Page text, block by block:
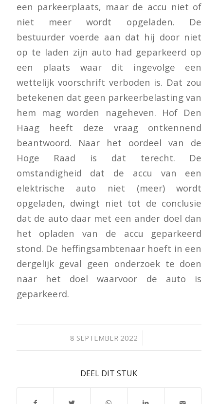
een parkeerplaats, maar de accu niet of
niet meer wordt opgeladen. De
bestuurder voerde aan dat hij door niet
op te laden zijn auto had geparkeerd op
een plaats waar dit ingevolge een
wettelijk voorschrift verboden is. Dat zou
betekenen dat geen parkeerbelasting van
hem mag worden nageheven. Hof Den
Haag heeft deze vraag ontkennend
beantwoord. Naar het oordeel van de
Hoge Raad is dat terecht. De
omstandigheid dat de accu van een
elektrische auto niet (meer) wordt
opgeladen, dwingt niet tot de conclusie
dat de auto daar met een ander doel dan
het opladen van de accu geparkeerd
stond. De heffingsambtenaar hoeft in een
dergelijk geval geen onderzoek te doen
naar het doel waarvoor de auto is
geparkeerd.
8 SEPTEMBER 2022
/
DEEL DIT STUK